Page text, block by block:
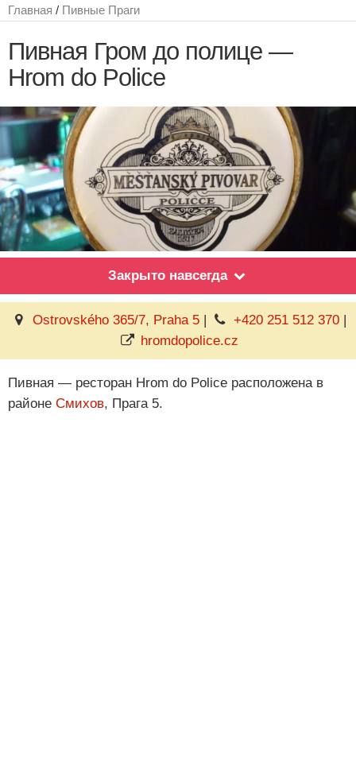
Главная / Пивные Праги
Пивная Гром до полице —
Hrom do Police
Закрыто навсегда
Ostrovského 365/7, Praha 5 | +420 251 512 370|
hromdopolice.cz
Пивная — ресторан Hrom do Police расположена в
районе Смихов, Прага 5.